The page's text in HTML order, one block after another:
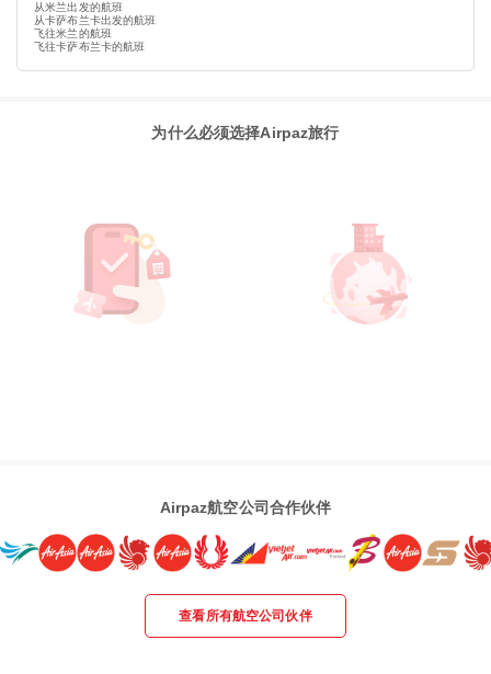
从米兰出发的航班
从卡萨布兰卡出发的航班
飞往米兰的航班
飞往卡萨布兰卡的航班
为什么必须选择Airpaz旅行
Airpaz航空公司合作伙伴
查看所有航空公司伙伴